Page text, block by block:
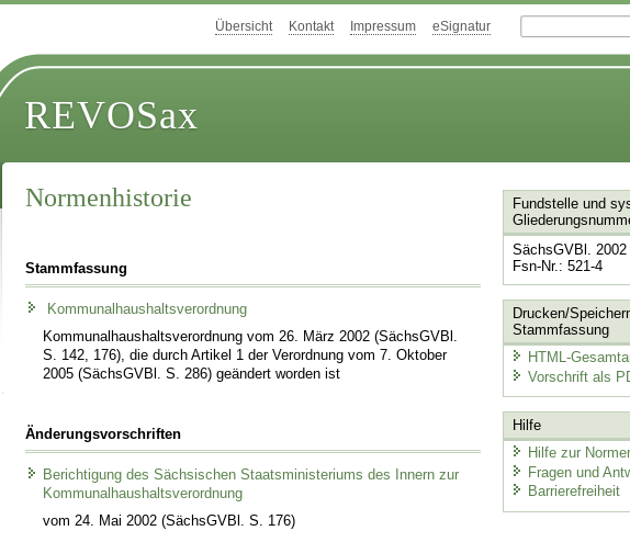
Übersicht Kontakt Impressum eSignatur
REVOSax
Normenhistorie
Stammfassung
Kommunalhaushaltsverordnung
Kommunalhaushaltsverordnung vom 26. März 2002 (SächsGVBl.
S. 142, 176), die durch Artikel 1 der Verordnung vom 7. Oktober
2005 (SächsGVBl. S. 286) geändert worden ist
Änderungsvorschriften
Berichtigung des Sächsischen Staatsministeriums des Innern zur
Kommunalhaushaltsverordnung
vom 24. Mai 2002 (SächsGVBl. S. 176)
Fundstelle und
SächsGVBl.
Fsn-Nr.: 521-4
Drucken/
Stammfassung
HTML-
Vorschrift als
Hilfe
Hilfe zur
Fragen und
Barrierefreiheit